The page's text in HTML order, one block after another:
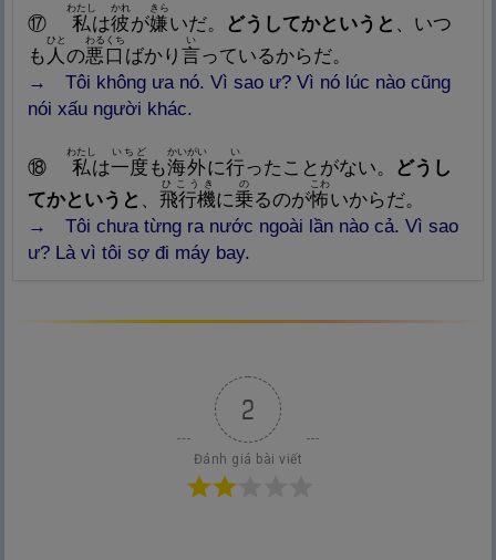
⑰ 私
わたし
は彼
Nghĩa: Bên kia, kẻ khác, đối
かれ
が嫌
ưa
きら
いだ。 どうしてかというと
、いつ
も 人
ひと
の悪 口
わるくち
ばかり 言
い
っているからだ。
→ Tôi không ưa nó. Vì sao ư? Vì nó lúc nào cũng
nói xấu người khác.
⑱ 私
わたし
は一度
いちど
も海外
かいがい
に行
HÀNH, HẠNH, HÀNG,
い
ったことがない。
どうし
てかというと
飛行
HÀNH, HẠNH, HÀNG, 機
ひこうき
に乗
の
るのが怖
こわ
いからだ。
→ Tôi chưa từng ra nước ngoài lần nào cả. Vì sao
ư? Là vì tôi sợ đi máy bay.
2
Đánh giá bài viết